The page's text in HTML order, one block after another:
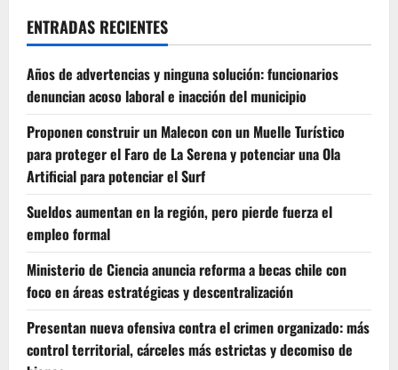
ENTRADAS RECIENTES
Años de advertencias y ninguna solución: funcionarios
denuncian acoso laboral e inacción del municipio
Proponen construir un Malecon con un Muelle Turístico
para proteger el Faro de La Serena y potenciar una Ola
Artificial para potenciar el Surf
Sueldos aumentan en la región, pero pierde fuerza el
empleo formal
Ministerio de Ciencia anuncia reforma a becas chile con
foco en áreas estratégicas y descentralización
Presentan nueva ofensiva contra el crimen organizado: más
control territorial, cárceles más estrictas y decomiso de